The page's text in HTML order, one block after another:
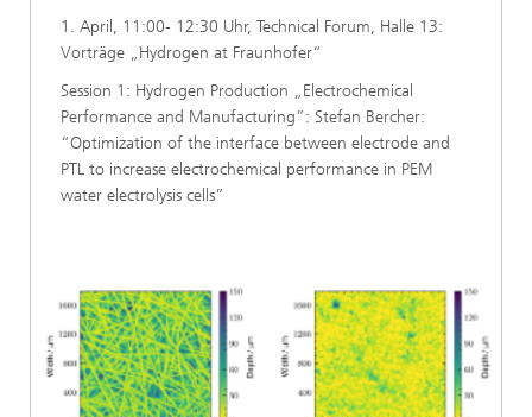
1. April, 11:00- 12:30 Uhr, Technical Forum, Halle 13:
Vorträge „Hydrogen at Fraunhofer“
Session 1: Hydrogen Production „Electrochemical
Performance and Manufacturing”: Stefan Bercher:
“Optimization of the interface between electrode and
PTL to increase electrochemical performance in PEM
water electrolysis cells”